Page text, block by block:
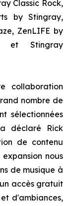
Classic Rock,
by Stingray,
ZenLIFE by
et Stingray
collaboration
nombre de
sélectionnées
déclaré Rick
de contenu
nous
de musique à
accès gratuit
d'ambiances,